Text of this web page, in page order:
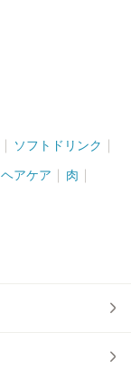
ソフトドリンク
ヘアケア 肉